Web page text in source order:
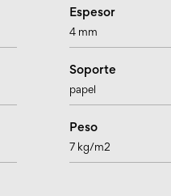
Espesor
4 mm
Soporte
papel
Peso
7 kg/m2